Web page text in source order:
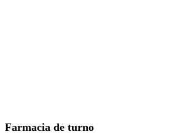
Farmacia de turno